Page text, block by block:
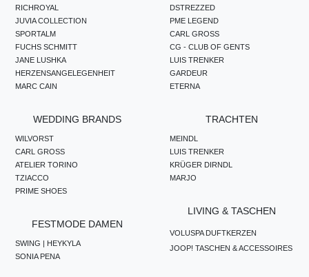
RICHROYAL
JUVIA COLLECTION
SPORTALM
FUCHS SCHMITT
JANE LUSHKA
HERZENSANGELEGENHEIT
MARC CAIN
DSTREZZED
PME LEGEND
CARL GROSS
CG - CLUB OF GENTS
LUIS TRENKER
GARDEUR
ETERNA
WEDDING BRANDS
WILVORST
CARL GROSS
ATELIER TORINO
TZIACCO
PRIME SHOES
FESTMODE DAMEN
SWING | HEYKYLA
SONIA PENA
TRACHTEN
MEINDL
LUIS TRENKER
KRÜGER DIRNDL
MARJO
LIVING & TASCHEN
VOLUSPA DUFTKERZEN
JOOP! TASCHEN & ACCESSOIRES